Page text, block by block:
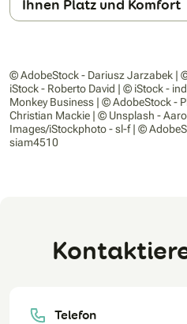
Ihnen Platz und Komfort
© AdobeStock - Dariusz Jarzabek |
iStock - Roberto David | © iStock -
Monkey Business | © AdobeStock -
Christian Mackie | © Unsplash -
Images/iStockphoto - sl-f | ©
siam4510
Telefon